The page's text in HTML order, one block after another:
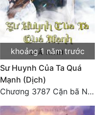
khoảng 1 năm trước
Sư Huynh Của Ta Quá
Mạnh (Dịch)
Chương 3787 Cặn bã Nam Thiên Đạo